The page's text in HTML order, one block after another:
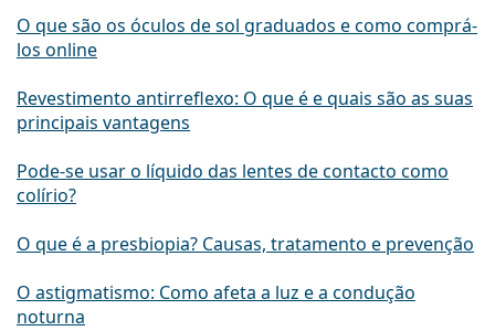
O que são os óculos de sol graduados e como comprá-
los online
Revestimento antirreflexo: O que é e quais são as suas
principais vantagens
Pode-se usar o líquido das lentes de contacto como
colírio?
O que é a presbiopia? Causas, tratamento e prevenção
O astigmatismo: Como afeta a luz e a condução
noturna